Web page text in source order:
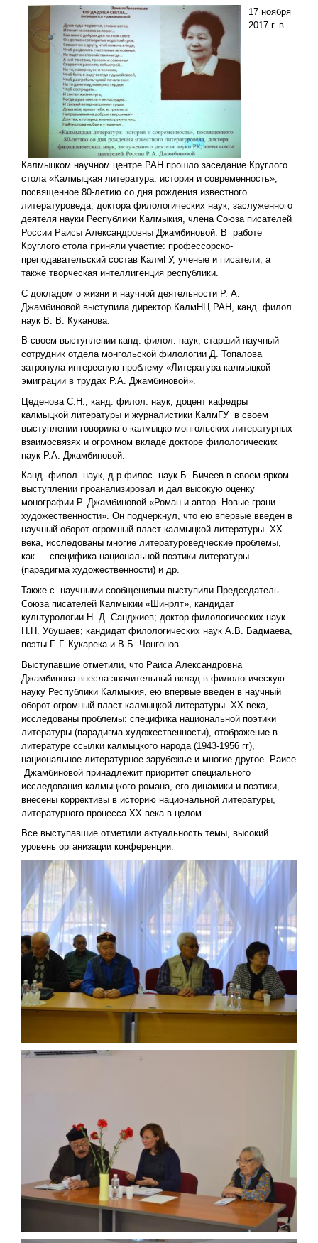
17 ноября
2017 г. в
Калмыцком научном центре РАН прошло заседание Круглого
стола «Калмыцкая литература: история и современность»,
посвященное 80-летию со дня рождения известного
литературоведа, доктора филологических наук, заслуженного
деятеля науки Республики Калмыкия, члена Союза писателей
России Раисы Александровны Джамбиновой. В работе
Круглого стола приняли участие: профессорско-
преподавательский состав КалмГУ, ученые и писатели, а
также творческая интеллигенция республики.
С докладом о жизни и научной деятельности Р. А.
Джамбиновой выступила директор КалмНЦ РАН, канд. филол.
наук В. В. Куканова.
В своем выступлении канд. филол. наук, старший научный
сотрудник отдела монгольской филологии Д. Топалова
затронула интересную проблему «Литература калмыцкой
эмиграции в трудах Р.А. Джамбиновой».
Цеденова С.Н., канд. филол. наук, доцент кафедры
калмыцкой литературы и журналистики КалмГУ в своем
выступлении говорила о калмыцко-монгольских литературных
взаимосвязях и огромном вкладе докторе филологических
наук Р.А. Джамбиновой.
Канд. филол. наук, д-р филос. наук Б. Бичеев в своем ярком
выступлении проанализировал и дал высокую оценку
монографии Р. Джамбиновой «Роман и автор. Новые грани
художественности». Он подчеркнул, что ею впервые введен в
научный оборот огромный пласт калмыцкой литературы XX
века, исследованы многие литературоведческие проблемы,
как — специфика национальной поэтики литературы
(парадигма художественности) и др.
Также с научными сообщениями выступили Председатель
Союза писателей Калмыкии «Шинрлт», кандидат
культурологии Н. Д. Санджиев; доктор филологических наук
Н.Н. Убушаев; кандидат филологических наук А.В. Бадмаева,
поэты Г. Г. Кукарека и В.Б. Чонгонов.
Выступавшие отметили, что Раиса Александровна
Джамбинова внесла значительный вклад в филологическую
науку Республики Калмыкия, ею впервые введен в научный
оборот огромный пласт калмыцкой литературы XX века,
исследованы проблемы: специфика национальной поэтики
литературы (парадигма художественности), отображение в
литературе ссылки калмыцкого народа (1943-1956 гг),
национальное литературное зарубежье и многие другое. Раисе
Джамбиновой принадлежит приоритет специального
исследования калмыцкого романа, его динамики и поэтики,
внесены коррективы в историю национальной литературы,
литературного процесса XX века в целом.
Все выступавшие отметили актуальность темы, высокий
уровень организации конференции.